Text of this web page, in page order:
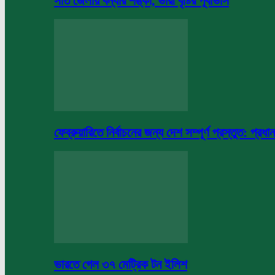
ফেব্রুয়ারিতে নির্বাচনের জন্য দেশ সম্পূর্ণ প্রস্তুত: প্রধান
ভারতে গেল ৩৭ মেট্রিক টন ইলিশ